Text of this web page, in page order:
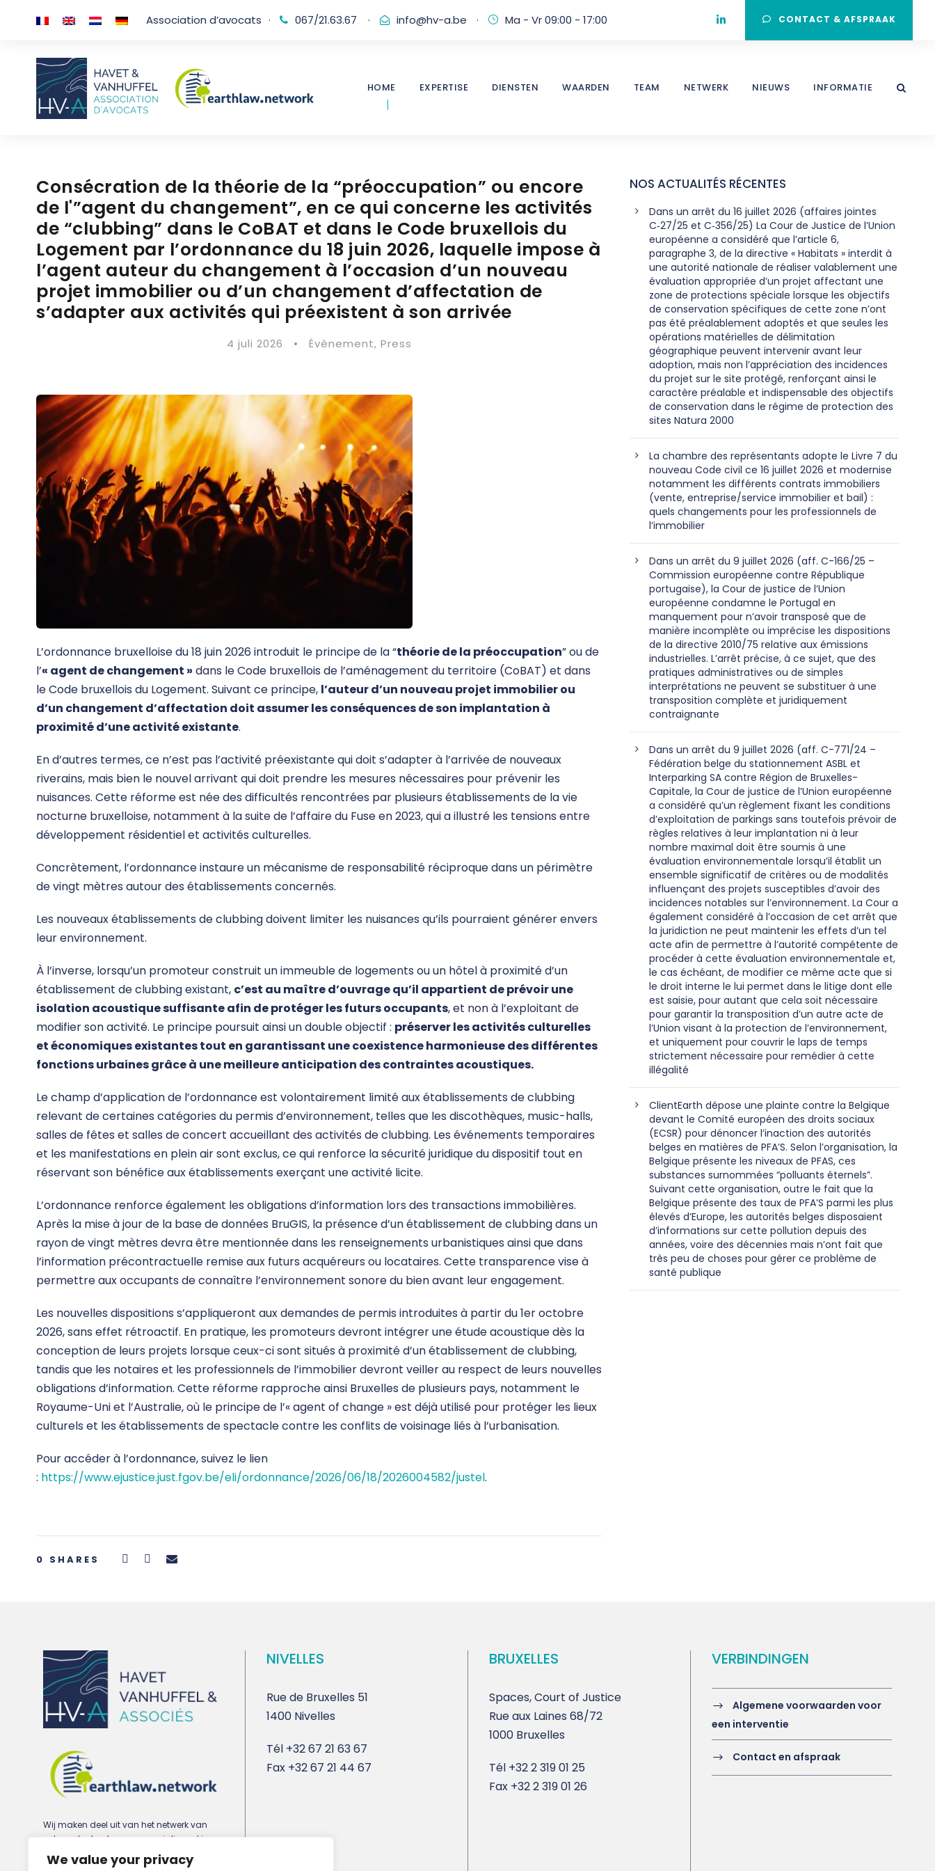
We value your privacy
Association d’avocats · 067/21.63.67 · info@hv-a.be · Ma - Vr 09:00 - 17:00 CONTACT & AFSPRAAK
HOME EXPERTISE DIENSTEN WAARDEN TEAM NETWERK NIEUWS INFORMATIE
Consécration de la théorie de la “préoccupation” ou encore
de l'”agent du changement”, en ce qui concerne les activités
de “clubbing” dans le CoBAT et dans le Code bruxellois du
Logement par l’ordonnance du 18 juin 2026, laquelle impose à
l’agent auteur du changement à l’occasion d’un nouveau
projet immobilier ou d’un changement d’affectation de
s’adapter aux activités qui préexistent à son arrivée
4 juli 2026 • Évènement, Press
L’ordonnance bruxelloise du 18 juin 2026 introduit le principe de la “théorie de la préoccupation” ou de
l’« agent de changement » dans le Code bruxellois de l’aménagement du territoire (CoBAT) et dans
le Code bruxellois du Logement. Suivant ce principe, l’auteur d’un nouveau projet immobilier ou
d’un changement d’affectation doit assumer les conséquences de son implantation à
proximité d’une activité existante.
En d’autres termes, ce n’est pas l’activité préexistante qui doit s’adapter à l’arrivée de nouveaux
riverains, mais bien le nouvel arrivant qui doit prendre les mesures nécessaires pour prévenir les
nuisances. Cette réforme est née des difficultés rencontrées par plusieurs établissements de la vie
nocturne bruxelloise, notamment à la suite de l’affaire du Fuse en 2023, qui a illustré les tensions entre
développement résidentiel et activités culturelles.
Concrètement, l’ordonnance instaure un mécanisme de responsabilité réciproque dans un périmètre
de vingt mètres autour des établissements concernés.
Les nouveaux établissements de clubbing doivent limiter les nuisances qu’ils pourraient générer envers
leur environnement.
À l’inverse, lorsqu’un promoteur construit un immeuble de logements ou un hôtel à proximité d’un
établissement de clubbing existant, c’est au maître d’ouvrage qu’il appartient de prévoir une
isolation acoustique suffisante afin de protéger les futurs occupants, et non à l’exploitant de
modifier son activité. Le principe poursuit ainsi un double objectif : préserver les activités culturelles
et économiques existantes tout en garantissant une coexistence harmonieuse des différentes
fonctions urbaines grâce à une meilleure anticipation des contraintes acoustiques.
Le champ d’application de l’ordonnance est volontairement limité aux établissements de clubbing
relevant de certaines catégories du permis d’environnement, telles que les discothèques, music-halls,
salles de fêtes et salles de concert accueillant des activités de clubbing. Les événements temporaires
et les manifestations en plein air sont exclus, ce qui renforce la sécurité juridique du dispositif tout en
réservant son bénéfice aux établissements exerçant une activité licite.
L’ordonnance renforce également les obligations d’information lors des transactions immobilières.
Après la mise à jour de la base de données BruGIS, la présence d’un établissement de clubbing dans un
rayon de vingt mètres devra être mentionnée dans les renseignements urbanistiques ainsi que dans
l’information précontractuelle remise aux futurs acquéreurs ou locataires. Cette transparence vise à
permettre aux occupants de connaître l’environnement sonore du bien avant leur engagement.
Les nouvelles dispositions s’appliqueront aux demandes de permis introduites à partir du 1er octobre
2026, sans effet rétroactif. En pratique, les promoteurs devront intégrer une étude acoustique dès la
conception de leurs projets lorsque ceux-ci sont situés à proximité d’un établissement de clubbing,
tandis que les notaires et les professionnels de l’immobilier devront veiller au respect de leurs nouvelles
obligations d’information. Cette réforme rapproche ainsi Bruxelles de plusieurs pays, notamment le
Royaume-Uni et l’Australie, où le principe de l’« agent of change » est déjà utilisé pour protéger les lieux
culturels et les établissements de spectacle contre les conflits de voisinage liés à l’urbanisation.
Pour accéder à l’ordonnance, suivez le lien
: https://www.ejustice.just.fgov.be/eli/ordonnance/2026/06/18/2026004582/justel.
0 SHARES
NOS ACTUALITÉS RÉCENTES
Dans un arrêt du 16 juillet 2026 (affaires jointes
C‑27/25 et C‑356/25) La Cour de Justice de l’Union
européenne a considéré que l’article 6,
paragraphe 3, de la directive « Habitats » interdit à
une autorité nationale de réaliser valablement une
évaluation appropriée d’un projet affectant une
zone de protections spéciale lorsque les objectifs
de conservation spécifiques de cette zone n’ont
pas été préalablement adoptés et que seules les
opérations matérielles de délimitation
géographique peuvent intervenir avant leur
adoption, mais non l’appréciation des incidences
du projet sur le site protégé, renforçant ainsi le
caractère préalable et indispensable des objectifs
de conservation dans le régime de protection des
sites Natura 2000
La chambre des représentants adopte le Livre 7 du
nouveau Code civil ce 16 juillet 2026 et modernise
notamment les différents contrats immobiliers
(vente, entreprise/service immobilier et bail) :
quels changements pour les professionnels de
l’immobilier
Dans un arrêt du 9 juillet 2026 (aff. C-166/25 –
Commission européenne contre République
portugaise), la Cour de justice de l’Union
européenne condamne le Portugal en
manquement pour n’avoir transposé que de
manière incomplète ou imprécise les dispositions
de la directive 2010/75 relative aux émissions
industrielles. L’arrêt précise, à ce sujet, que des
pratiques administratives ou de simples
interprétations ne peuvent se substituer à une
transposition complète et juridiquement
contraignante
Dans un arrêt du 9 juillet 2026 (aff. C-771/24 –
Fédération belge du stationnement ASBL et
Interparking SA contre Région de Bruxelles-
Capitale, la Cour de justice de l’Union européenne
a considéré qu’un règlement fixant les conditions
d’exploitation de parkings sans toutefois prévoir de
règles relatives à leur implantation ni à leur
nombre maximal doit être soumis à une
évaluation environnementale lorsqu’il établit un
ensemble significatif de critères ou de modalités
influençant des projets susceptibles d’avoir des
incidences notables sur l’environnement. La Cour a
également considéré à l’occasion de cet arrêt que
la juridiction ne peut maintenir les effets d’un tel
acte afin de permettre à l’autorité compétente de
procéder à cette évaluation environnementale et,
le cas échéant, de modifier ce même acte que si
le droit interne le lui permet dans le litige dont elle
est saisie, pour autant que cela soit nécessaire
pour garantir la transposition d’un autre acte de
l’Union visant à la protection de l’environnement,
et uniquement pour couvrir le laps de temps
strictement nécessaire pour remédier à cette
illégalité
ClientEarth dépose une plainte contre la Belgique
devant le Comité européen des droits sociaux
(ECSR) pour dénoncer l’inaction des autorités
belges en matières de PFA’S. Selon l’organisation, la
Belgique présente les niveaux de PFAS, ces
substances surnommées “polluants éternels”.
Suivant cette organisation, outre le fait que la
Belgique présente des taux de PFA’S parmi les plus
élevés d’Europe, les autorités belges disposaient
d’informations sur cette pollution depuis des
années, voire des décennies mais n’ont fait que
très peu de choses pour gérer ce problème de
santé publique
Wij maken deel uit van het netwerk van
advocatenkantoren gespecialiseerd in
stedenbouw-, milieu- en vastgoedrecht
earthlaw.network
NIVELLES
Rue de Bruxelles 51
1400 Nivelles
Tél +32 67 21 63 67
Fax +32 67 21 44 67
BRUXELLES
Spaces, Court of Justice
Rue aux Laines 68/72
1000 Bruxelles
Tél +32 2 319 01 25
Fax +32 2 319 01 26
VERBINDINGEN
Algemene voorwaarden voor
een interventie
Contact en afspraak